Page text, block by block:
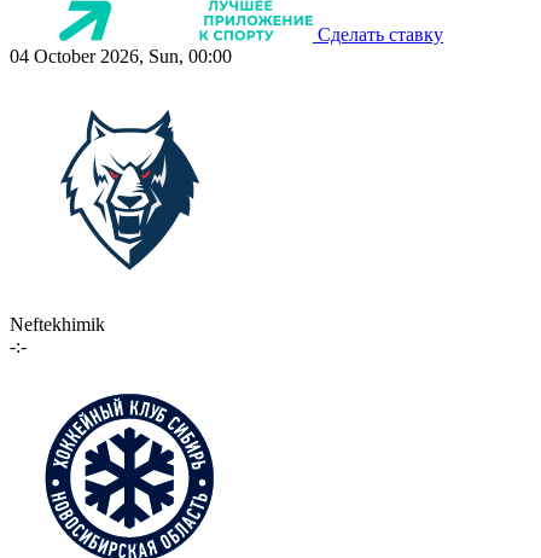
Сделать ставку
04 October 2026, Sun, 00:00
Neftekhimik
-:-